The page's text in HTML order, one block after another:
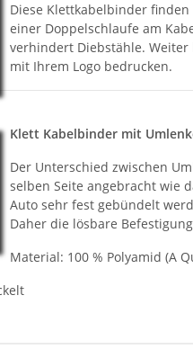
Diese Klettkabelbinder
einer Doppelschlaufe am
verhindert Diebstähle.
mit Ihrem Logo bedrucken.
Klett Kabelbinder mit
Der Unterschied zwischen
selben Seite angebracht wie
Auto sehr fest gebündelt
Daher die lösbare
Material: 100 % Polyamid (A